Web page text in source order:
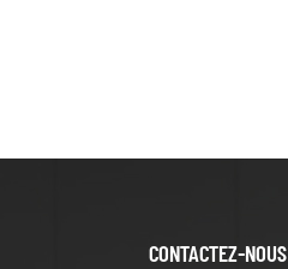
CONTACTEZ-NOUS